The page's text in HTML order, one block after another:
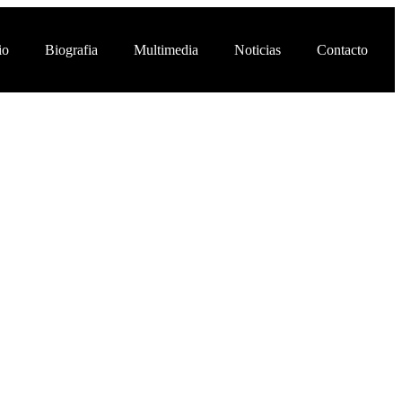
Biografia Multimedia Noticias Contacto